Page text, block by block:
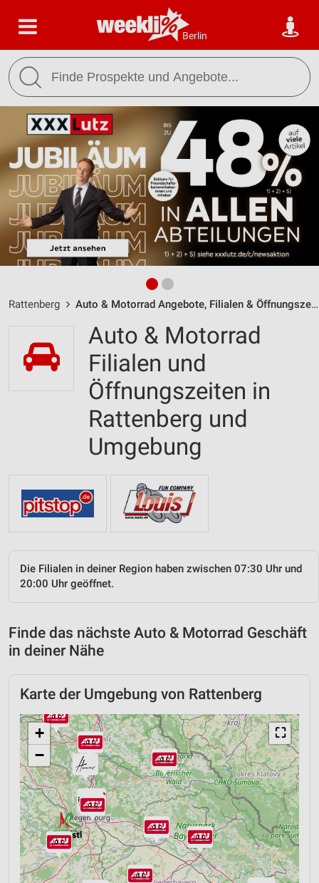
Berlin
Rattenberg Auto & Motorrad Angebote, Filialen & Öffnungszeiten
Auto & Motorrad
Filialen und
Öffnungszeiten in
Rattenberg und
Umgebung
Die Filialen in deiner Region haben zwischen 07:30 Uhr und
20:00 Uhr geöffnet.
Finde das nächste Auto & Motorrad Geschäft
in deiner Nähe
Karte der Umgebung von Rattenberg
⛶
+
−